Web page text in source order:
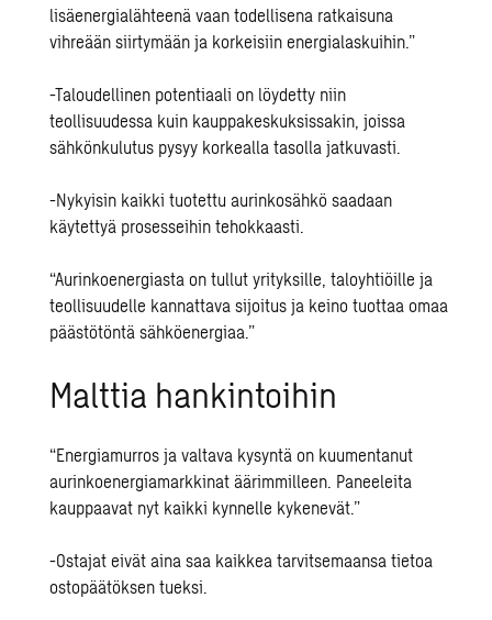
lisäenergialähteenä vaan todellisena ratkaisuna
vihreään siirtymään ja korkeisiin energialaskuihin.”
-Taloudellinen potentiaali on löydetty niin
teollisuudessa kuin kauppakeskuksissakin, joissa
sähkönkulutus pysyy korkealla tasolla jatkuvasti.
-Nykyisin kaikki tuotettu aurinkosähkö saadaan
käytettyä prosesseihin tehokkaasti.
“Aurinkoenergiasta on tullut yrityksille, taloyhtiöille ja
teollisuudelle kannattava sijoitus ja keino tuottaa omaa
päästötöntä sähköenergiaa.”
Malttia hankintoihin
“Energiamurros ja valtava kysyntä on kuumentanut
aurinkoenergiamarkkinat äärimmilleen. Paneeleita
kauppaavat nyt kaikki kynnelle kykenevät.”
-Ostajat eivät aina saa kaikkea tarvitsemaansa tietoa
ostopäätöksen tueksi.